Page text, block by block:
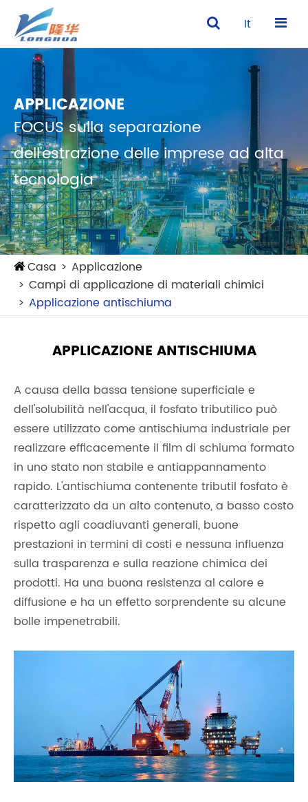
It
APPLICAZIONE
FOCUS sulla separazione
dell'estrazione delle imprese ad alta
tecnologia
Casa
Applicazione
Campi di applicazione di materiali chimici
Applicazione antischiuma
APPLICAZIONE ANTISCHIUMA
A causa della bassa tensione superficiale e
dell'solubilità nell'acqua, il fosfato tributilico può
essere utilizzato come antischiuma industriale per
realizzare efficacemente il film di schiuma formato
in uno stato non stabile e antiappannamento
rapido. L'antischiuma contenente tributil fosfato è
caratterizzato da un alto contenuto, a basso costo
rispetto agli coadiuvanti generali, buone
prestazioni in termini di costi e nessuna influenza
sulla trasparenza e sulla reazione chimica dei
prodotti. Ha una buona resistenza al calore e
diffusione e ha un effetto sorprendente su alcune
bolle impenetrabili.